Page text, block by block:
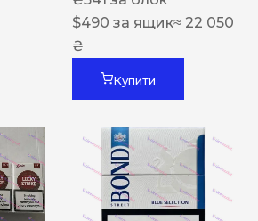
$490 за ящик≈ 22 050
₴
Купити